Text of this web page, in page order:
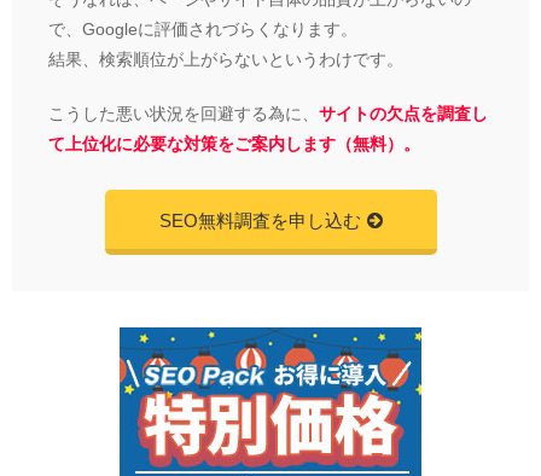
で、Googleに評価されづらくなります。
結果、検索順位が上がらないというわけです。
こうした悪い状況を回避する為に、 サイトの欠点を調査し
て上位化に必要な対策をご案内します（無料）。
SEO無料調査を申し込む